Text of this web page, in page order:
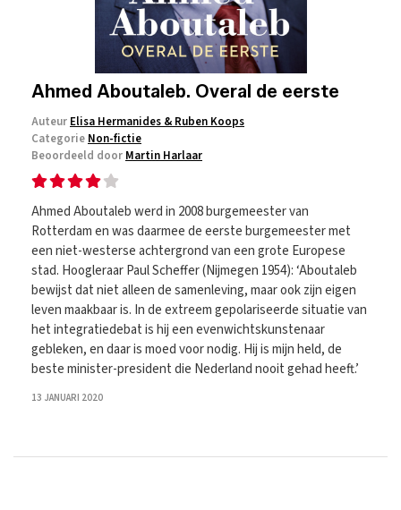
Ahmed Aboutaleb. Overal de eerste
Auteur Elisa Hermanides & Ruben Koops
Categorie Non-fictie
Beoordeeld door Martin Harlaar
Ahmed Aboutaleb werd in 2008 burgemeester van
Rotterdam en was daarmee de eerste burgemeester met
een niet-westerse achtergrond van een grote Europese
stad. Hoogleraar Paul Scheffer (Nijmegen 1954): ‘Aboutaleb
bewijst dat niet alleen de samenleving, maar ook zijn eigen
leven maakbaar is. In de extreem gepolariseerde situatie van
het integratiedebat is hij een evenwichtskunstenaar
gebleken, en daar is moed voor nodig. Hij is mijn held, de
beste minister-president die Nederland nooit gehad heeft.’
13 JANUARI 2020